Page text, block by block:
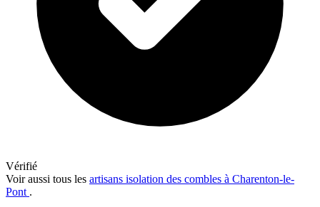
Vérifié
Voir aussi tous les artisans isolation des combles à Charenton-le-
Pont .